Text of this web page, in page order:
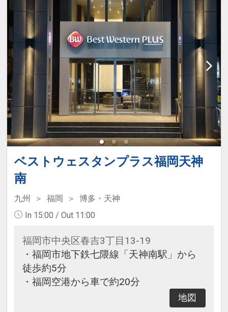
ベストウェスタンプラス福岡天神
南
九州 福岡
博多・天神
In 15:00 / Out 11:00
福岡市中央区春吉3丁目13-19
・福岡市地下鉄七隈線「天神南駅」から
徒歩約5分
・福岡空港から車で約20分
地図